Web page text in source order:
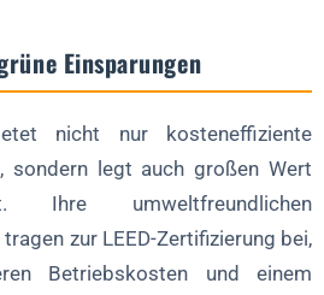
Einsparungen
nicht nur kosteneffiziente
sondern legt auch großen Wert
Ihre umweltfreundlichen
zur LEED-Zertifizierung bei,
Betriebskosten und einem